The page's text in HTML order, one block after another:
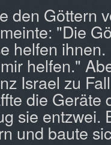
den Göttern
"Die
helfen
helfen."
Israel zu
die Geräte
sie entzwei.
und baute